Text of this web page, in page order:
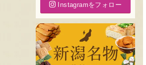
Instagramをフォロー